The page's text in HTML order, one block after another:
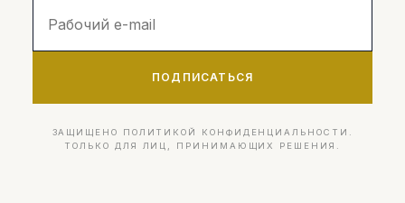
ПОДПИСАТЬСЯ
ЗАЩИЩЕНО ПОЛИТИКОЙ КОНФИДЕНЦИАЛЬНОСТИ.
ТОЛЬКО ДЛЯ ЛИЦ, ПРИНИМАЮЩИХ РЕШЕНИЯ.